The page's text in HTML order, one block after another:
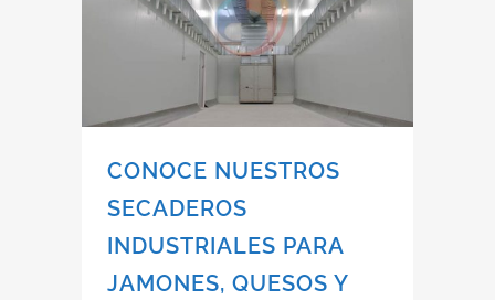
CONOCE NUESTROS
SECADEROS
INDUSTRIALES PARA
JAMONES, QUESOS Y